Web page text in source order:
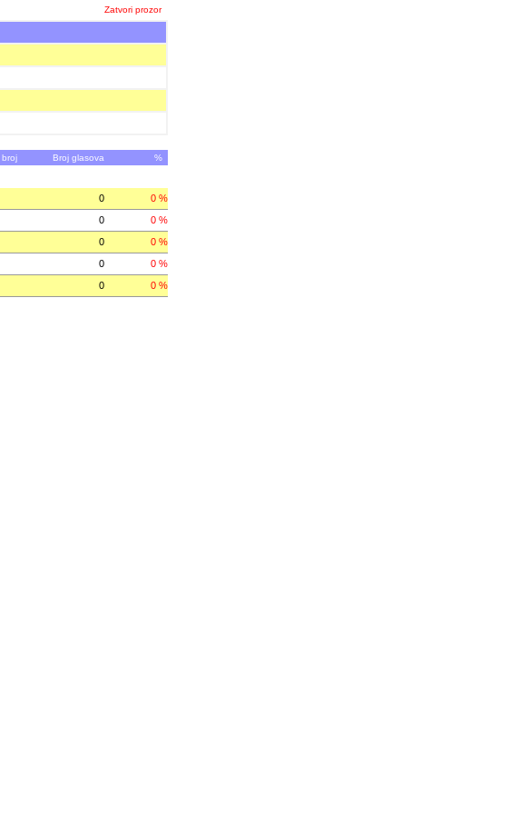
Zatvori prozor
broj Broj glasova %
0
0 %
0
0 %
0
0 %
0
0 %
0 0 %